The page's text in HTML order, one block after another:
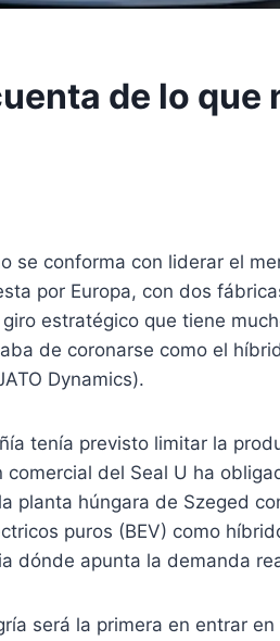
de lo que
se conforma con liderar el
por Europa, con dos
estratégico que tiene
de coronarse como el
Dynamics).
tenía previsto limitar la
del Seal U ha
planta húngara de Szeged
puros (BEV) como
dónde apunta la demanda
será la primera en entrar